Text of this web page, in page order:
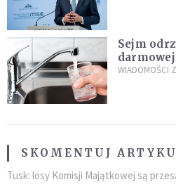
Sejm
WIADOMOŚCI
SKOMENTUJ
Tusk: losy Komisji Majątkowej są